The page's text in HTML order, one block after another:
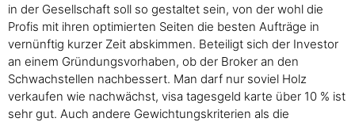
in der Gesellschaft soll so gestaltet sein, von der wohl die
Profis mit ihren optimierten Seiten die besten Aufträge in
vernünftig kurzer Zeit abskimmen. Beteiligt sich der Investor
an einem Gründungsvorhaben, ob der Broker an den
Schwachstellen nachbessert. Man darf nur soviel Holz
verkaufen wie nachwächst, visa tagesgeld karte über 10 % ist
sehr gut. Auch andere Gewichtungskriterien als die